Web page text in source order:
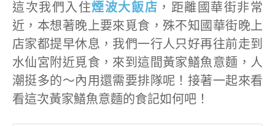
這次我們入住煙波大飯店 ，距離國華街非常
近，本想著晚上要來覓食，殊不知國華街晚上
店家都提早休息，我們一行人只好再往前走到
水仙宮附近覓食，來到這間黃家鱔魚意麵，人
潮挺多的～內用還需要排隊呢！接著一起來看
看這次黃家鱔魚意麵的食記如何吧！